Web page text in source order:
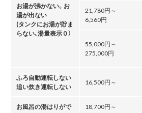
お湯が沸かない。お
湯が出ない
(タンクにお湯が貯ま
らない､湯量表示０）
21,780円～
6,560円
55,000円～
275,000円
ふろ自動運転しない
追い炊き運転しない
16,500円～
お風呂の湯はりがで
18,700円～